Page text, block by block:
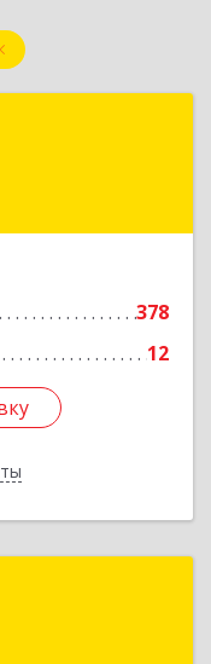
378
12
г, Оборонная